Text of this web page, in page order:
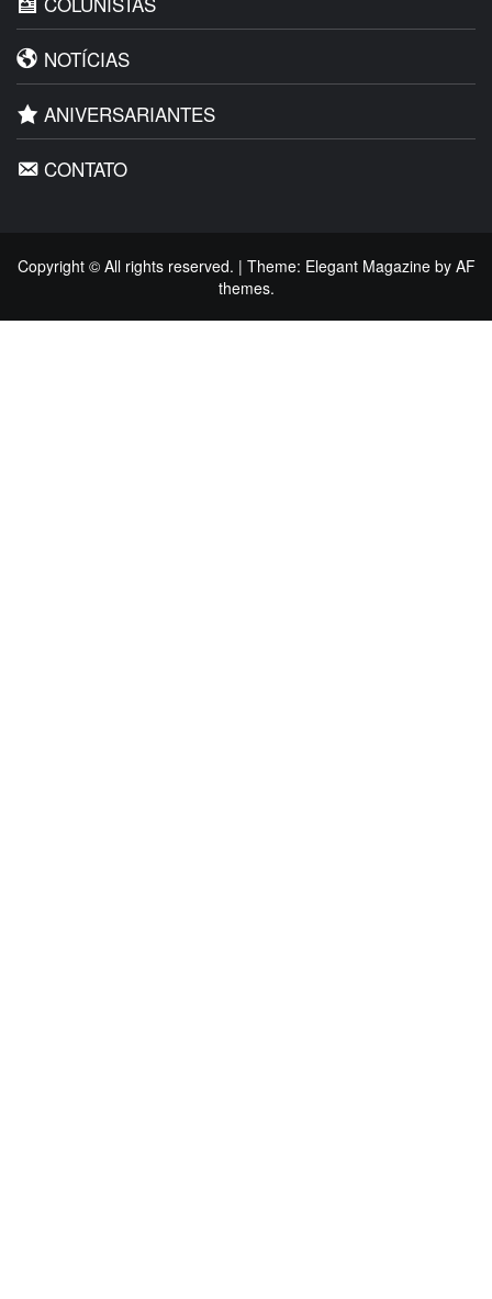
NOTÍCIAS
ANIVERSARIANTES
CONTATO
Copyright © All rights reserved. | Theme: Elegant Magazineby AF
themes.